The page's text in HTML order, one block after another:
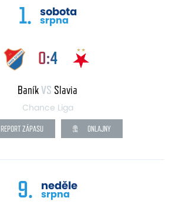
1. sobota
srpna
0:4
BaníkVS Slavia
Chance Liga
REPORT ZÁPASU ONLAJNY
9. neděle
srpna